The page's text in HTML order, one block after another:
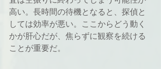
高い。長時間の待機となると、探偵と
しては効率が悪い。ここからどう動く
かが肝心だが、焦らずに観察を続ける
ことが重要だ。